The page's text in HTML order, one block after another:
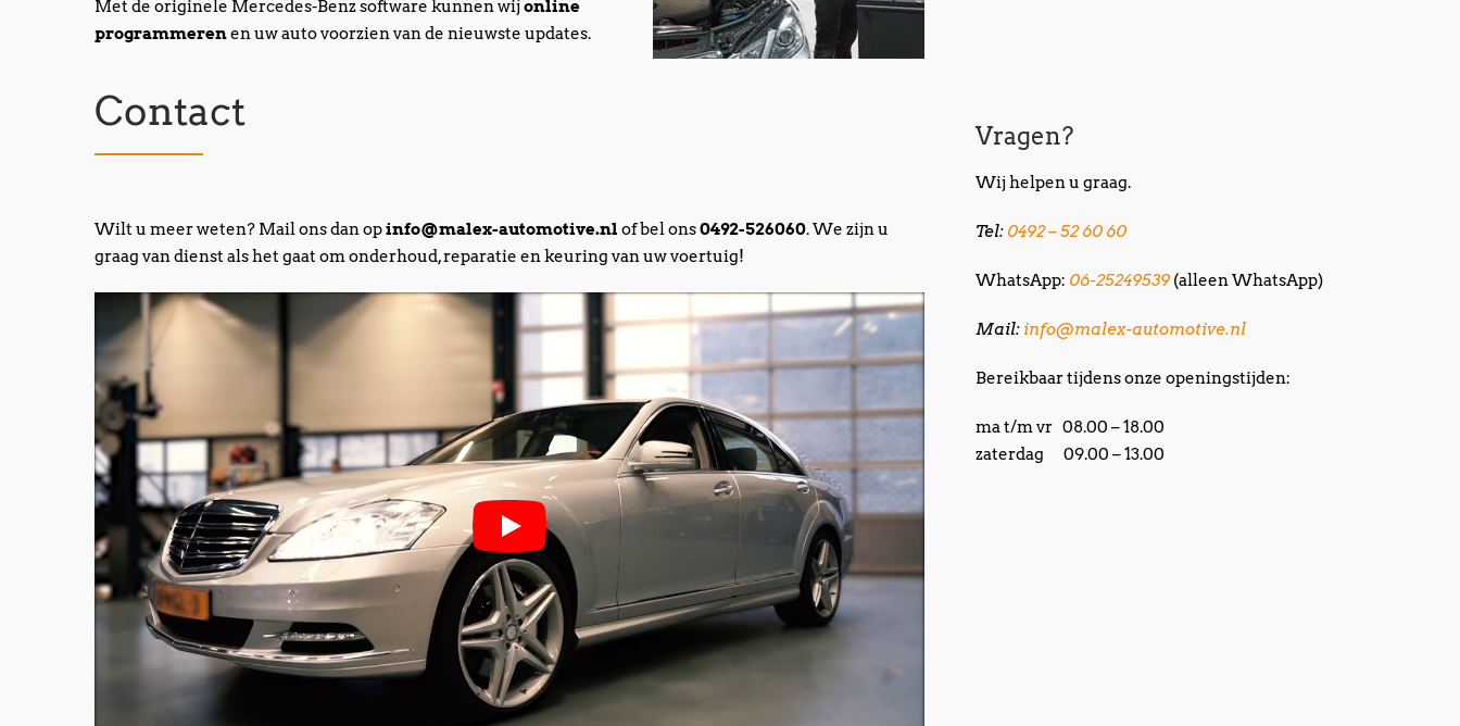
Met de originele Mercedes-Benz software kunnen wijonline
programmerenen uw auto voorzien van de nieuwste updates.
Contact
Wilt u meer weten? Mail ons dan opinfo@malex-automotive.nl of bel ons0492-526060. We zijn u
graag van dienst als het gaat om onderhoud, reparatie en keuring van uw voertuig!
Vragen?
Wij helpen u graag.
Tel: 0492 – 52 60 60
WhatsApp: 06-25249539 (alleen WhatsApp)
Mail: info@malex-automotive.nl
Bereikbaar tijdens onze openingstijden:
ma t/m vr 08.00 – 18.00
zaterdag 09.00 – 13.00